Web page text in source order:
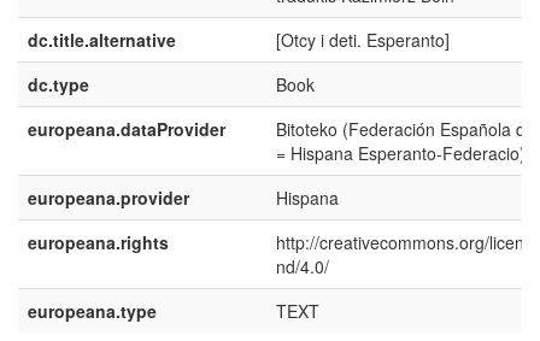
dc.title.alternative
[Otcy i deti‏. Esperanto]
dc.type
Book
europeana.dataProvider
Bitoteko (Federación Española
= Hispana Esperanto-Federacio)
europeana.provider
Hispana
europeana.rights
http://creativecommons.org/
nd/4.0/
europeana.type
TEXT